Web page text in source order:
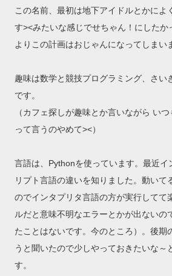
この名前、最初は地下アイドルとかによ
す><みたいな感じでせちゃん！にしたか
よりこの計画はおじゃんになってしまい
趣味は数学と競技プログラミング、さい
です。
（カフェ探しが趣味とか言いながら い
って言うのやめて><）
言語は、Pythonを使っています。最近イ
リプト言語の違いを知りました。動いて
のでインタプリタ言語の方が実行してて
ルだと意味不明なエラーとかが出ないの
たことはないです。今のところ）。後期
うと聞いたので少しやっておきたいな～
す。